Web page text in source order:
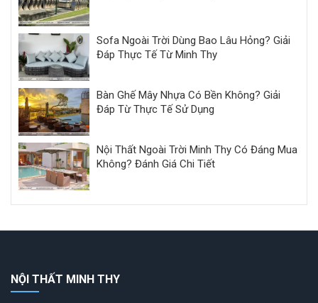
Sofa Ngoài Trời Dùng Bao Lâu Hỏng? Giải
Đáp Thực Tế Từ Minh Thy
Bàn Ghế Mây Nhựa Có Bền Không? Giải
Đáp Từ Thực Tế Sử Dụng
Nội Thất Ngoài Trời Minh Thy Có Đáng Mua
Không? Đánh Giá Chi Tiết
NỘI THẤT MINH THY